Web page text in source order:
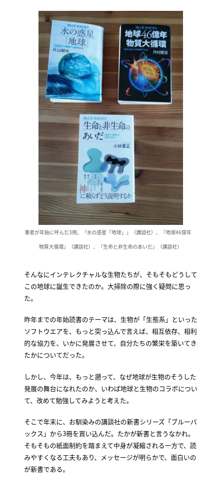
筆者が年始に呼んだ3冊。『水の惑星「地球」』（講談社）、『地球46億年
物質大循環』（講談社）、『生命と非生命のあいだ』（講談社）
そんなにインテレクチャルな生物たちが、そもそもどうして
この地球に誕生できたのか。大掃除の際に強く疑問に思っ
た。
昨年までの年始読書のテーマは、生物が「生態系」といった
ソフトウエアを、もっと突っ込んで言えば、相互依存、相利
的な協力を、いかに発展させて、自分たちの繁栄を築いてき
たかについてだった。
しかし、今年は、もっと遡って、なぜ地球が生物のそうした
発展の舞台になれたのか、いわば地球と生物のコラボについ
て、改めて勉強してみようと考えた。
そこで年末に、お馴染みの講談社の新書シリーズ「ブルーバ
ックス」から3冊を買い込んだ。たかが新書と言うなかれ。
そもそもの紙面制約を踏まえて中身が凝縮される一方で、読
みやすくなる工夫もあり、メッセージが明らかで、面白いの
が新書である。